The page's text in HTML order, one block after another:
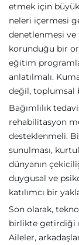
etmek için
neleri içermesi
denetlenmesi ve
korunduğu bir
eğitim
anlatılmalı.
değil, toplumsal
Bağımlılık
rehabilitasyon
desteklenmeli.
sunulması,
dünyanın
duygusal ve
katılımcı bir
Son olarak,
birlikte getirdiği
Aileler,